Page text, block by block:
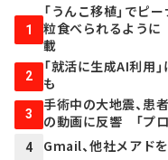
1
「うんこ移植」でピ
粒食べられるよう
載
2
「就活に生成AI利用
も
3
手術中の大地震、
の動画に反響 「プロ
4 Gmail、他社メアド